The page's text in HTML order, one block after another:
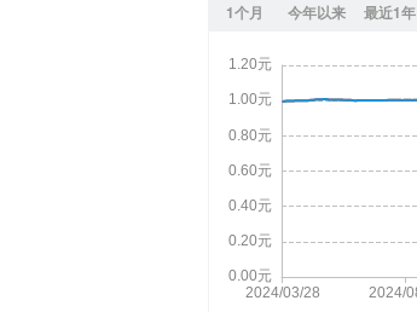
1个月 今年以来 最近1年